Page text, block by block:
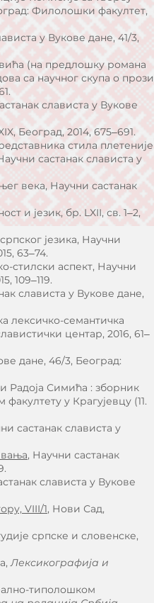
Филолошки факултет,
у Вукове дане, 41/3,
(на предлошку романа
са научног скупа о прози
слависта у Вукове
Београд, 2014, 675‒691.
стила плетеније
састанак слависта у
века, Научни састанак
и језик, бр. LXII, св. 1‒2,
језика, Научни
63‒74.
стилски аспект, Научни
109‒119.
слависта у Вукове дане,
лексичко-семантичка
центар, 2016, 61‒
дане, 46/3, Београд:
Радоја Симића : зборник
у Крагујевцу (11.
састанак слависта у
, Научни састанак
слависта у Вукове
VIII/1, Нови Сад,
српске и словенске,
Лексикографија и
типолошком